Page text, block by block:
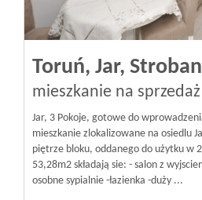
Toruń, Jar,
mieszkanie na sprzedaż
Jar, 3 Pokoje, gotowe do
mieszkanie zlokalizowane na osiedlu
piętrze bloku, oddanego do użytku w
53,28m2 składają sie: - salon z
osobne sypialnie -łazienka -duży ...